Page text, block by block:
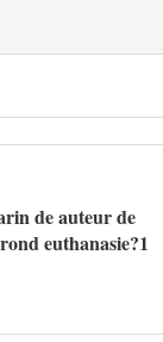
de auteur de
euthanasie?1